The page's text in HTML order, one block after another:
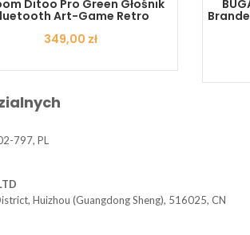
Ditoo Pro Green Głośnik
Art-Game Retro
Cena
349,00 zł
797, PL
Huizhou (Guangdong Sheng), 516025, CN